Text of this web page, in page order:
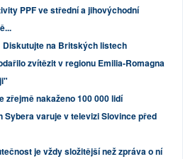
PPF ve střední a jihovýchodní
Diskutujte na Britských listech
zvítězit v regionu Emilia-Romagna
zřejmě nakaženo 100 000 lidí
Sybera varuje v televizi Slovince před
je vždy složitější než zpráva o ní